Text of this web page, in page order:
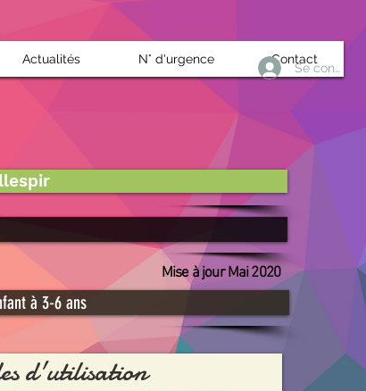
Se connecter
Actualités N° d'urgence Contact
Mise à jour Mai 2020
d'utilisation
à 3-6 ans